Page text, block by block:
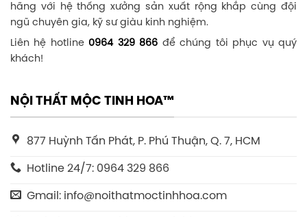
hãng với hệ thống xưởng sản xuất rộng khắp cùng đội
ngũ chuyên gia, kỹ sư giàu kinh nghiệm.
Liên hệ hotline 0964 329 866 để chúng tôi phục vụ quý
khách!
NỘI THẤT MỘC TINH HOA™
877 Huỳnh Tấn Phát, P. Phú Thuận, Q. 7, HCM
Hotline 24/7: 0964 329 866
Gmail: info@noithatmoctinhhoa.com